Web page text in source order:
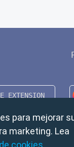
rights reserved.
para mejorar
marketing. Lea
cookies